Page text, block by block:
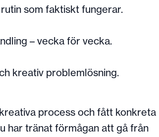
som faktiskt fungerar.
– vecka för vecka.
kreativ problemlösning.
process och fått konkreta
har tränat förmågan att gå från